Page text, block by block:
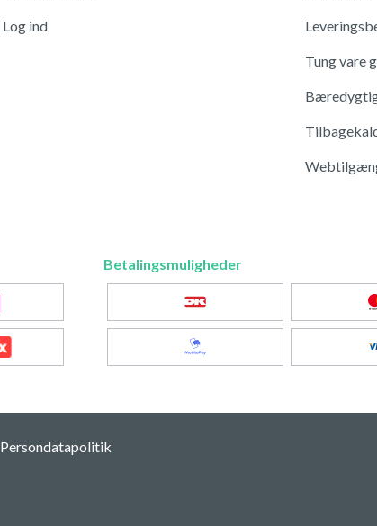
Log ind
Tung vare
Betalingsmuligheder
Persondatapolitik